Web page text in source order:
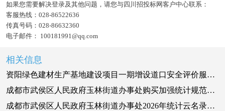
如果您需要解决登录及其他问题，请您与四川招投标网客户中心联系：
客服热线： 028-86522636
传真号码： 028-86632360
电子邮件： 100181991@qq.com
相关信息
资阳绿色建材生产基地建设项目一期增设道口安全评价服务采购项目（第二次）询比采购公告
成都市武侯区人民政府玉林街道办事处购买加强统计规范化建设项目比选采购公告
成都市武侯区人民政府玉林街道办事处2026年统计云名录库维护更新服务项目比选采购公告